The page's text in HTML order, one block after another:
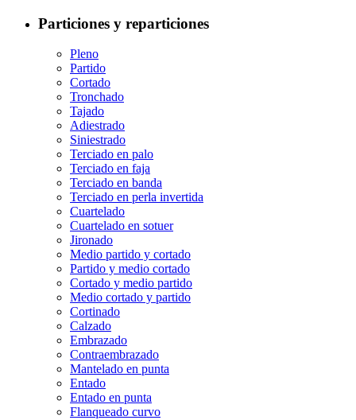
Particiones y reparticiones
Pleno
Partido
Cortado
Tronchado
Tajado
Adiestrado
Siniestrado
Terciado en palo
Terciado en faja
Terciado en banda
Terciado en perla invertida
Cuartelado
Cuartelado en sotuer
Jironado
Medio partido y cortado
Partido y medio cortado
Cortado y medio partido
Medio cortado y partido
Cortinado
Calzado
Embrazado
Contraembrazado
Mantelado en punta
Entado
Entado en punta
Flanqueado curvo